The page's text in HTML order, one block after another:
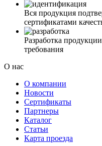
Вся продукция
сертификатами
Разработка
требования
О нас
О компании
Новости
Сертификаты
Партнеры
Каталог
Статьи
Карта проезда